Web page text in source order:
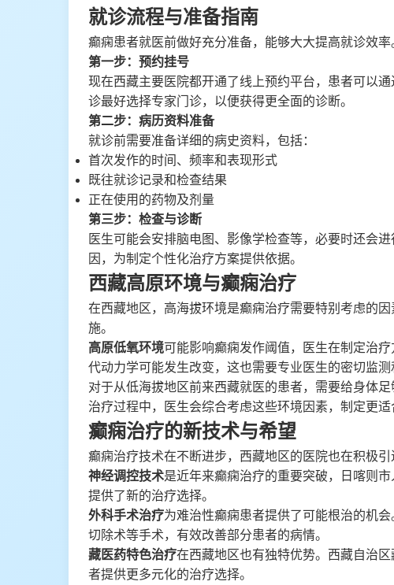
就诊流程与准备指南
癫痫患者就医前做好充分准备，能够大大提高就诊效
第一步：预约挂号
现在西藏主要医院都开通了线上预约平台，患者可以
诊最好选择专家门诊，以便获得更全面的诊断。
第二步：病历资料准备
就诊前需要准备详细的病史资料，包括：
首次发作的时间、频率和表现形式
既往就诊记录和检查结果
正在使用的药物及剂量
第三步：检查与诊断
医生可能会安排脑电图、影像学检查等，必要时还会
因，为制定个性化治疗方案提供依据。
西藏高原环境与癫痫治疗
在西藏地区，高海拔环境是癫痫治疗需要特别考虑的
施。
高原低氧环境可能影响癫痫发作阈值，医生在制定治
代动力学可能发生改变，这也需要专业医生的密切监测
对于从低海拔地区前来西藏就医的患者，需要给身体足
治疗过程中，医生会综合考虑这些环境因素，制定更适
癫痫治疗的新技术与希望
癫痫治疗技术在不断进步，西藏地区的医院也在积极
神经调控技术是近年来癫痫治疗的重要突破，日喀则
提供了新的治疗选择。
外科手术治疗为难治性癫痫患者提供了可能根治的机
切除术等手术，有效改善部分患者的病情。
藏医药特色治疗在西藏地区也有独特优势。西藏自治
者提供更多元化的治疗选择。